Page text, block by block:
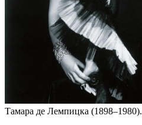
Тамара де Лемпицка (1898–1980).